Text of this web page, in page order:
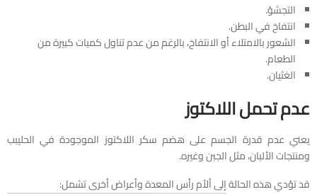
التجشؤ.
انتفاخ في البطن.
الشعور بالامتلاء أو الانتفاخ، بالرغم من عدم تناول كميات كبيرة من
الطعام.
الغثيان.
عدم تحمل اللاكتوز
يعني عدم قدرة الجسم على هضم سكر اللاكتوز الموجودة في الحليبب
ومنتجات الألبان، مثل الجبن وغيره.
قد تؤدي هذه الحالة إلى ألأم رأس المعدة وأعراض أخرى تشمل: